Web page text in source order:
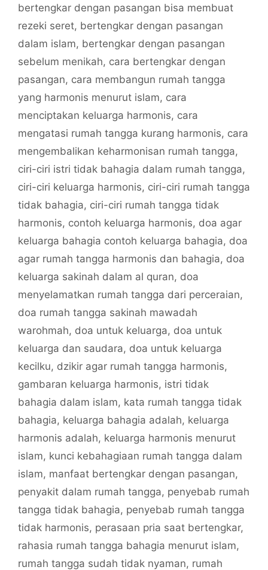
bertengkar dengan pasangan bisa membuat
rezeki seret, bertengkar dengan pasangan
dalam islam, bertengkar dengan pasangan
sebelum menikah, cara bertengkar dengan
pasangan, cara membangun rumah tangga
yang harmonis menurut islam, cara
menciptakan keluarga harmonis, cara
mengatasi rumah tangga kurang harmonis, cara
mengembalikan keharmonisan rumah tangga,
ciri-ciri istri tidak bahagia dalam rumah tangga,
ciri-ciri keluarga harmonis, ciri-ciri rumah tangga
tidak bahagia, ciri-ciri rumah tangga tidak
harmonis, contoh keluarga harmonis, doa agar
keluarga bahagia contoh keluarga bahagia, doa
agar rumah tangga harmonis dan bahagia, doa
keluarga sakinah dalam al quran, doa
menyelamatkan rumah tangga dari perceraian,
doa rumah tangga sakinah mawadah
warohmah, doa untuk keluarga, doa untuk
keluarga dan saudara, doa untuk keluarga
kecilku, dzikir agar rumah tangga harmonis,
gambaran keluarga harmonis, istri tidak
bahagia dalam islam, kata rumah tangga tidak
bahagia, keluarga bahagia adalah, keluarga
harmonis adalah, keluarga harmonis menurut
islam, kunci kebahagiaan rumah tangga dalam
islam, manfaat bertengkar dengan pasangan,
penyakit dalam rumah tangga, penyebab rumah
tangga tidak bahagia, penyebab rumah tangga
tidak harmonis, perasaan pria saat bertengkar,
rahasia rumah tangga bahagia menurut islam,
rumah tangga sudah tidak nyaman, rumah